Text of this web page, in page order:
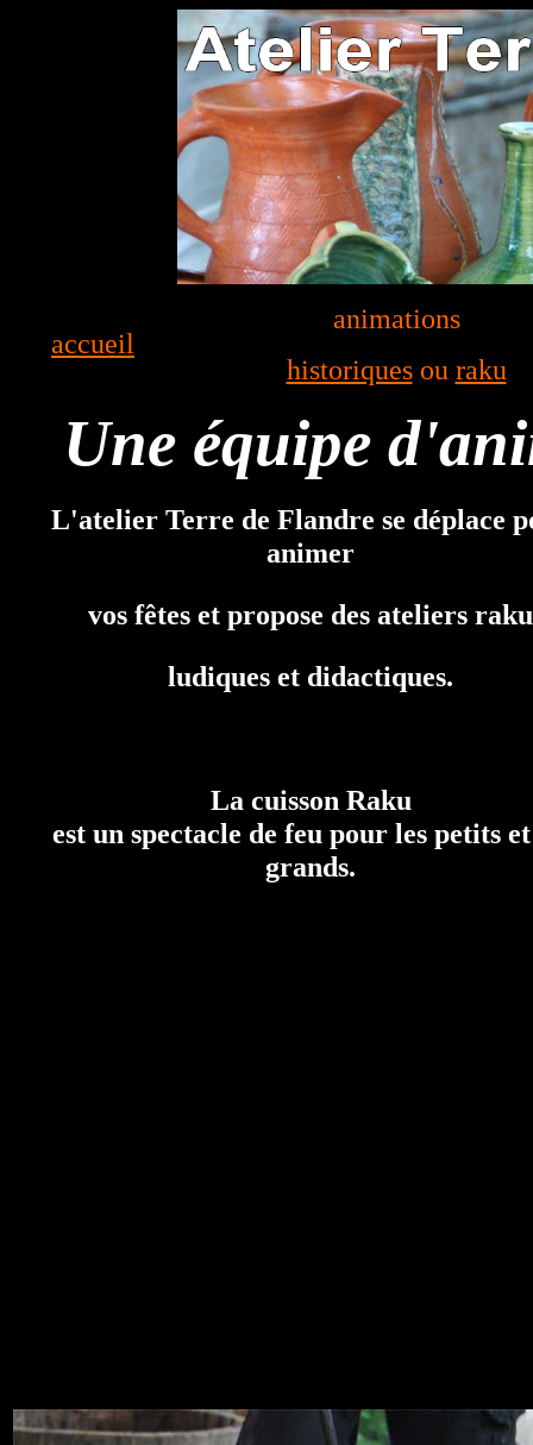
accueil
animations
historiques ou raku
Une équipe
L'atelier Terre de Flandre se déplace
animer
vos fêtes et propose des ateliers raku
ludiques et didactiques.
La cuisson Raku
est un spectacle de feu pour les petits
grands.